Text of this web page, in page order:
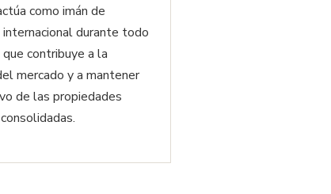
como imán de
internacional durante todo
contribuye a la
mercado y a mantener
de las propiedades